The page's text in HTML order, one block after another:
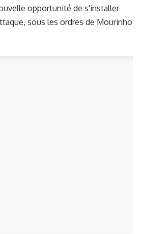
opportunité de s'installer
sous les ordres de Mourinho